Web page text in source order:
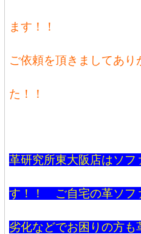
ます！！
ご依頼を頂きましてあり
た！！
革研究所東大阪店はソフ
す！！ ご自宅の革ソフ
劣化などでお困りの方も